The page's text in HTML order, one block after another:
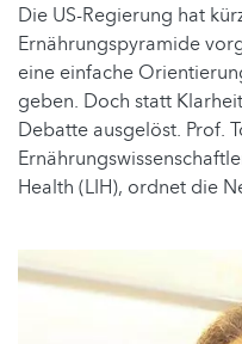
Die US-Regierung hat
Ernährungspyramide
eine einfache
geben. Doch statt
Debatte ausgelöst. Prof.
Health (LIH), ordnet die